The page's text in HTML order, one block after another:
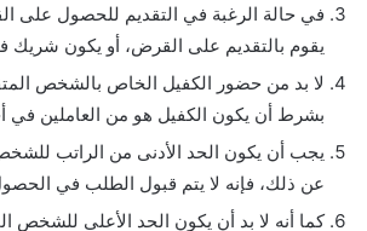
في حالة الرغبة في التقديم للحصول على
يقوم بالتقديم على القرض، أو يكون شريك
لا بد من حضور الكفيل الخاص بالشخص
بشرط أن يكون الكفيل هو من العاملين في
يجب أن يكون الحد الأدنى من الراتب
عن ذلك، فإنه لا يتم قبول الطلب في
كما أنه لا بد أن يكون الحد الأعلى